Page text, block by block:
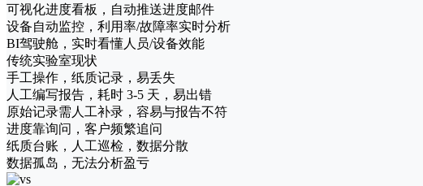
可视化进度看板，自动推送进度邮件
设备自动监控，利用率/故障率实时分析
BI驾驶舱，实时看懂人员/设备效能
传统实验室现状
手工操作，纸质记录，易丢失
人工编写报告，耗时 3-5 天，易出错
原始记录需人工补录，容易与报告不符
进度靠询问，客户频繁追问
纸质台账，人工巡检，数据分散
数据孤岛，无法分析盈亏